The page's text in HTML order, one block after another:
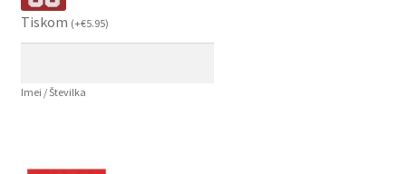
Tiskom (+€5.95)
Imei / Številka